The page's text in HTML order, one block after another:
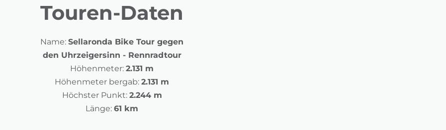
Touren-Daten
Name: Sellaronda Bike Tour gegen
den Uhrzeigersinn - Rennradtour
Höhenmeter: 2.131 m
Höhenmeter bergab: 2.131 m
Höchster Punkt: 2.244 m
Länge: 61 km